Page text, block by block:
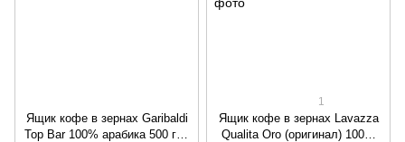
Ящик кофе в зернах Garibaldi
Top Bar 100% арабика 500 г (в
1
Ящик кофе в зернах Lavazza
Qualita Oro (оригинал) 100%